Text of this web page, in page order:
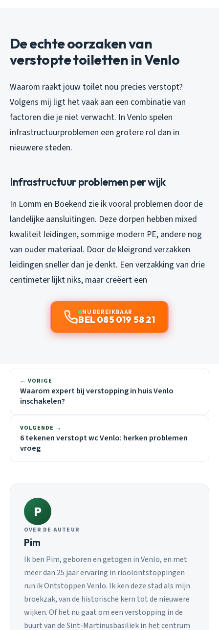
De echte oorzaken van
verstopte toiletten in Venlo
Waarom raakt jouw toilet nou precies verstopt?
Volgens mij ligt het vaak aan een combinatie van
factoren die je niet verwacht. In Venlo spelen
infrastructuurproblemen een grotere rol dan in
nieuwere steden.
Infrastructuur problemen per wijk
In Lomm en Boekend zie ik vooral problemen door de
landelijke aansluitingen. Deze dorpen hebben mixed
kwaliteit leidingen, sommige modern PE, andere nog
van ouder materiaal. Door de kleigrond verzakken
leidingen sneller dan je denkt. Een verzakking van drie
centimeter lijkt niks, maar creëert een
NU BEREIKBAAR
BEL 085 019 58 21
← VORIGE
Waarom expert bij verstopping in huis Venlo
inschakelen?
VOLGENDE →
6 tekenen verstopt wc Venlo: herken problemen
vroeg
P
OVER DE AUTEUR
Pim
Ik ben Pim, geboren en getogen in Venlo, en met
meer dan 25 jaar ervaring in rioolontstoppingen
run ik Ontstoppen Venlo. Ik ken deze stad als mijn
broekzak, van de historische kern tot de nieuwere
wijken. Of het nu gaat om een verstopping in de
buurt van de Sint-Martinusbasiliek in het centrum